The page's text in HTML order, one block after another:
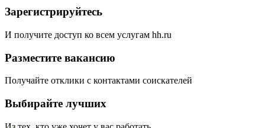
Зарегистрируйтесь
И получите доступ ко всем услугам hh.ru
Разместите вакансию
Получайте отклики с контактами соискателей
Выбирайте лучших